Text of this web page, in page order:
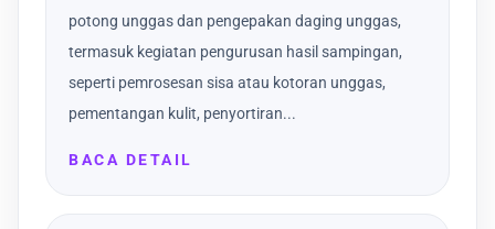
potong unggas dan pengepakan daging unggas,
termasuk kegiatan pengurusan hasil sampingan,
seperti pemrosesan sisa atau kotoran unggas,
pementangan kulit, penyortiran...
BACA DETAIL